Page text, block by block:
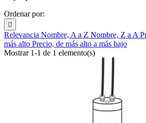
Ordenar por:

Relevancia Nombre, A a Z Nombre, Z a A
más alto Precio, de más alto a más bajo
Mostrar 1-1 de 1 elemento(s)